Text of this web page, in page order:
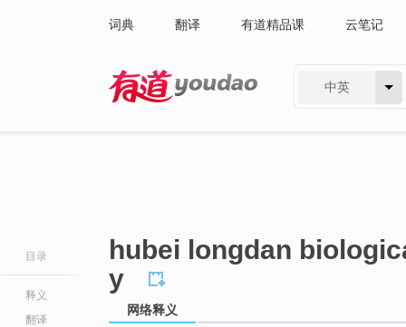
词典 翻译 有道精品课 云笔记
中英
目录
释义
翻译
hubei longdan
y
网络释义